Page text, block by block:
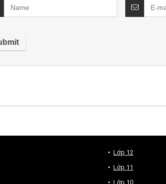
Lớp 12
Lớp 11
Lớp 10